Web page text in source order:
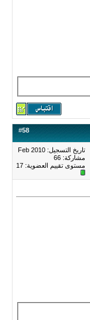
#58
تاريخ التسجيل: Feb 2010
مشاركة: 66
مستوى تقييم العضوية: 17